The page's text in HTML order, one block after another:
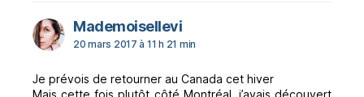
Mademoisellevidit :
20 mars 2017 à 11 h 21 min
Je prévois de retourner au Canada cet hiver
Mais cette fois plutôt côté Montréal, j’avais découvert